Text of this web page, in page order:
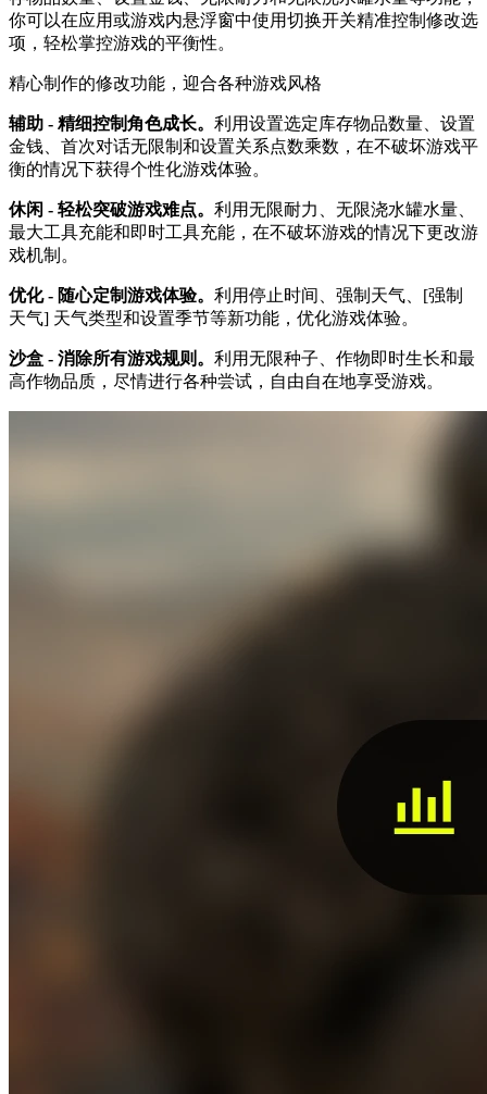
你可以在应用或游戏内悬浮窗中使用切换开关精准控制修改选
项，轻松掌控游戏的平衡性。
精心制作的修改功能，迎合各种游戏风格
辅助 - 精细控制角色成长。 利用设置选定库存物品数量、设置
金钱、首次对话无限制和设置关系点数乘数，在不破坏游戏平
衡的情况下获得个性化游戏体验。
休闲 - 轻松突破游戏难点。 利用无限耐力、无限浇水罐水量、
最大工具充能和即时工具充能，在不破坏游戏的情况下更改游
戏机制。
优化 - 随心定制游戏体验。 利用停止时间、强制天气、[强制
天气] 天气类型和设置季节等新功能，优化游戏体验。
沙盒 - 消除所有游戏规则。 利用无限种子、作物即时生长和最
高作物品质，尽情进行各种尝试，自由自在地享受游戏。